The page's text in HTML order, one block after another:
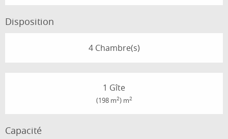
Disposition
4 Chambre(s)
1 Gîte
(198 m2) m2
Capacité